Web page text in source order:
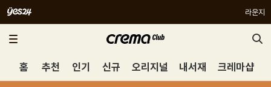
라운지
홈 추천 인기 신규 오리지널 내서재 크레마샵